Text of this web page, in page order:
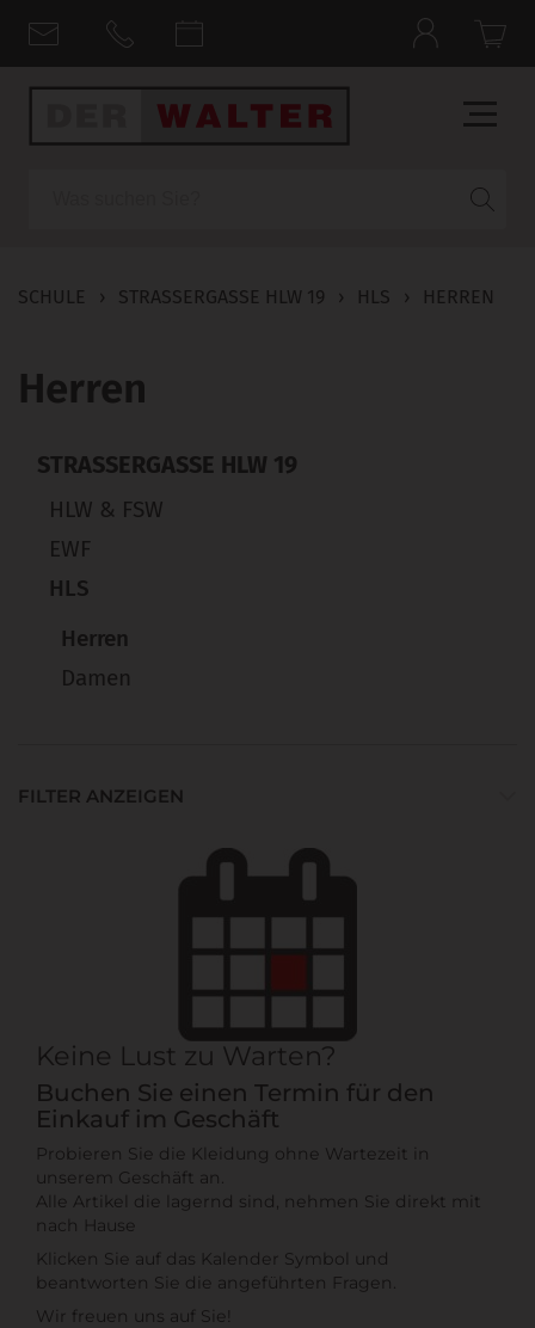
SCHULE › STRASSERGASSE HLW 19 › HLS › HERREN
Herren
STRASSERGASSE HLW 19
HLW & FSW
EWF
HLS
Herren
Damen
FILTER ANZEIGEN
Keine Lust zu Warten?
Buchen Sie einen Termin für den
Einkauf im Geschäft
Probieren Sie die Kleidung ohne Wartezeit in
unserem Geschäft an.
Alle Artikel die lagernd sind, nehmen Sie direkt mit
nach Hause
Klicken Sie auf das Kalender Symbol und
beantworten Sie die angeführten Fragen.
Wir freuen uns auf Sie!